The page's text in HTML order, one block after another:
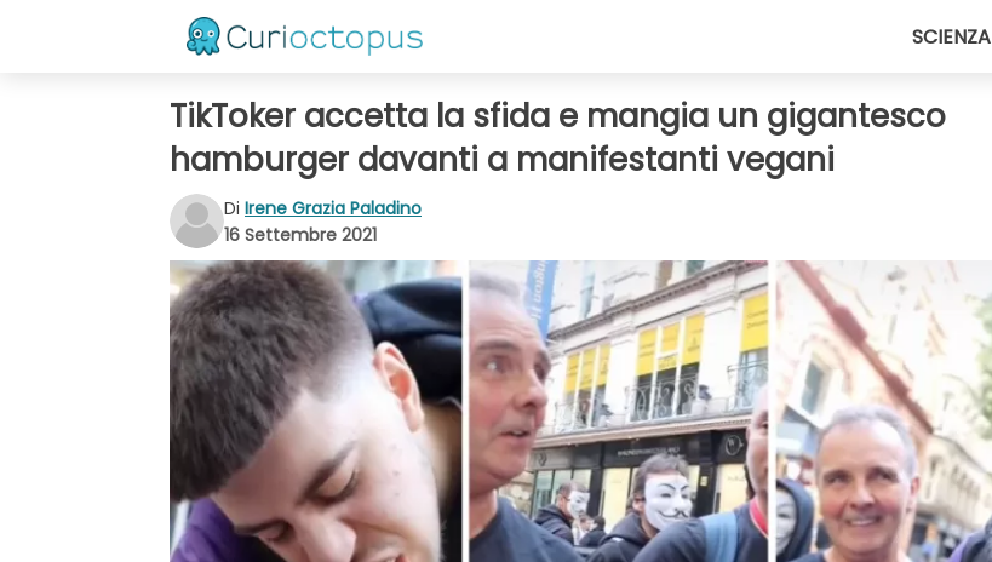
SCIENZA
TikToker accetta la sfida e mangia un gigantesco
hamburger davanti a manifestanti vegani
Di Irene Grazia Paladino
16 Settembre 2021